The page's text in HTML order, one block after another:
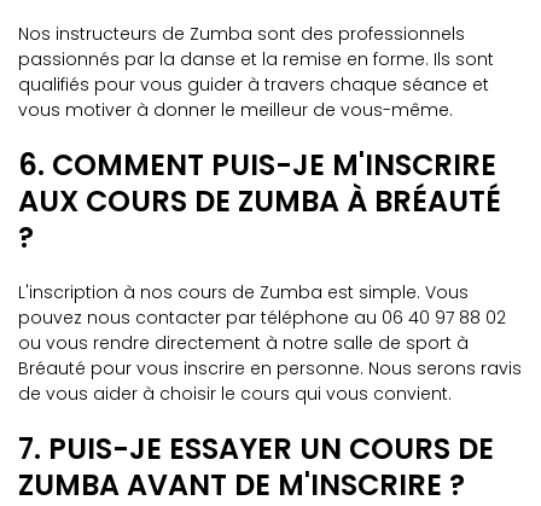
Nos instructeurs de Zumba sont des professionnels
passionnés par la danse et la remise en forme. Ils sont
qualifiés pour vous guider à travers chaque séance et
vous motiver à donner le meilleur de vous-même.
6. COMMENT PUIS-JE M'INSCRIRE
AUX COURS DE ZUMBA À BRÉAUTÉ
?
L'inscription à nos cours de Zumba est simple. Vous
pouvez nous contacter par téléphone au 06 40 97 88 02
ou vous rendre directement à notre salle de sport à
Bréauté pour vous inscrire en personne. Nous serons ravis
de vous aider à choisir le cours qui vous convient.
7. PUIS-JE ESSAYER UN COURS DE
ZUMBA AVANT DE M'INSCRIRE ?